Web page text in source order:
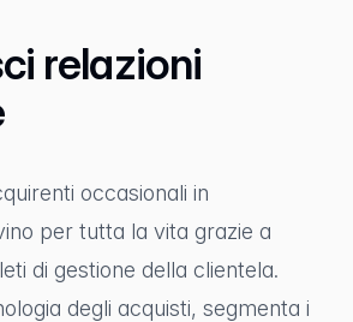
relazioni
occasionali in
per tutta la vita grazie a
di gestione della clientela.
degli acquisti, segmenta i